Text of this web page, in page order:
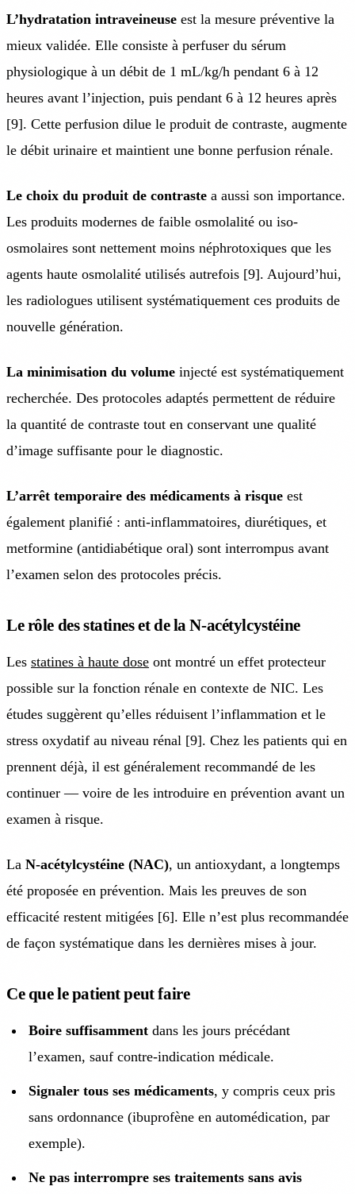
L’hydratation intraveineuse est la mesure préventive la
mieux validée. Elle consiste à perfuser du sérum
physiologique à un débit de 1 mL/kg/h pendant 6 à 12
heures avant l’injection, puis pendant 6 à 12 heures après
[9]. Cette perfusion dilue le produit de contraste, augmente
le débit urinaire et maintient une bonne perfusion rénale.
Le choix du produit de contraste a aussi son importance.
Les produits modernes de faible osmolalité ou iso-
osmolaires sont nettement moins néphrotoxiques que les
agents haute osmolalité utilisés autrefois [9]. Aujourd’hui,
les radiologues utilisent systématiquement ces produits de
nouvelle génération.
La minimisation du volume injecté est systématiquement
recherchée. Des protocoles adaptés permettent de réduire
la quantité de contraste tout en conservant une qualité
d’image suffisante pour le diagnostic.
L’arrêt temporaire des médicaments à risque est
également planifié : anti-inflammatoires, diurétiques, et
metformine (antidiabétique oral) sont interrompus avant
l’examen selon des protocoles précis.
Le rôle des statines et de la N-acétylcystéine
Les statines à haute dose ont montré un effet protecteur
possible sur la fonction rénale en contexte de NIC. Les
études suggèrent qu’elles réduisent l’inflammation et le
stress oxydatif au niveau rénal [9]. Chez les patients qui en
prennent déjà, il est généralement recommandé de les
continuer — voire de les introduire en prévention avant un
examen à risque.
La N-acétylcystéine (NAC), un antioxydant, a longtemps
été proposée en prévention. Mais les preuves de son
efficacité restent mitigées [6]. Elle n’est plus recommandée
de façon systématique dans les dernières mises à jour.
Ce que le patient peut faire
Boire suffisamment dans les jours précédant
l’examen, sauf contre-indication médicale.
Signaler tous ses médicaments, y compris ceux pris
sans ordonnance (ibuprofène en automédication, par
exemple).
Ne pas interrompre ses traitements sans avis